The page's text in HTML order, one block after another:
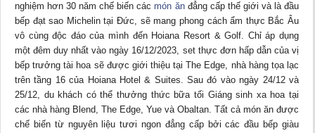
nghiệm hơn 30 năm chế biến các món ănđẳng cấp thế giới và là đầu
bếp đạt sao Michelin tại Đức, sẽ mang phong cách ẩm thực Bắc Âu
vô cùng độc đáo của mình đến Hoiana Resort & Golf. Chỉ áp dụng
một đêm duy nhất vào ngày 16/12/2023, set thực đơn hấp dẫn của vị
bếp trưởng tài hoa sẽ được giới thiệu tại The Edge, nhà hàng tọa lạc
trên tầng 16 của Hoiana Hotel & Suites. Sau đó vào ngày 24/12 và
25/12, du khách có thể thưởng thức bữa tối Giáng sinh xa hoa tại
các nhà hàng Blend, The Edge, Yue và Obaltan. Tất cả món ăn được
chế biến từ nguyên liệu tươi ngon đẳng cấp bởi các đầu bếp giàu